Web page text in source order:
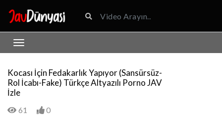
Kocası İçin Fedakarlık Yapıyor (Sansürsüz-
Rol İcabı-Fake) Türkçe Altyazılı Porno JAV
İzle
61 0